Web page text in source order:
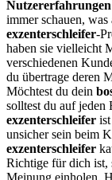
immer schauen,
exzenterschleifer-
haben sie vielleicht
verschiedenen
du übertrage deren
Möchtest du dein
solltest du auf jeden
exzenterschleifer
unsicher sein beim
exzenterschleifer
Richtige für dich ist,
Meinung einholen.